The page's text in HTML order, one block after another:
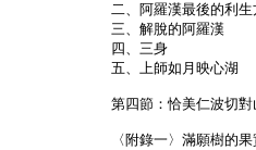
二、阿羅漢最後的利生
三、解脫的阿羅漢
四、三身
五、上師如月映心湖
第四節：恰美仁波切
〈附錄一〉滿願樹的